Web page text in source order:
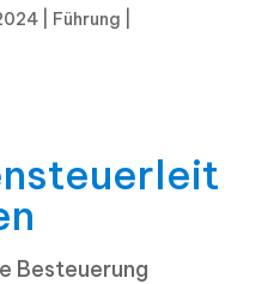
| Führung
Besteuerung